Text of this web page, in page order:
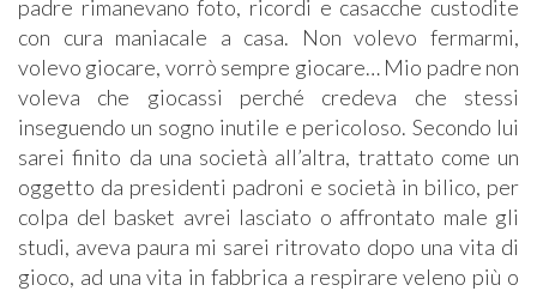
padre rimanevano foto, ricordi e casacche custodite
con cura maniacale a casa. Non volevo fermarmi,
volevo giocare, vorrò sempre giocare… Mio padre non
voleva che giocassi perché credeva che stessi
inseguendo un sogno inutile e pericoloso. Secondo lui
sarei finito da una società all’altra, trattato come un
oggetto da presidenti padroni e società in bilico, per
colpa del basket avrei lasciato o affrontato male gli
studi, aveva paura mi sarei ritrovato dopo una vita di
gioco, ad una vita in fabbrica a respirare veleno più o